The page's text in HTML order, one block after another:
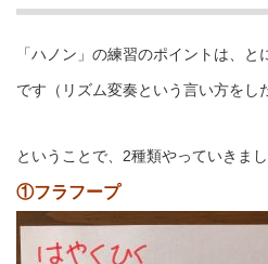
「ハノン」の練習のポイントは、
です（リズム変奏という言い方をし
ということで、2種類やっていきまし
①フラフープ